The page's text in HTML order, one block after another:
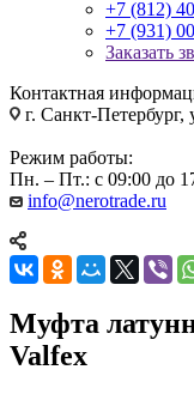
+7 (812)
+7 (931)
Заказать
Контактная
г. Санкт-Петербург,
Режим работы:
Пн. – Пт.: с 09:00 до
info@nerotrade.ru
Муфта
Valfex